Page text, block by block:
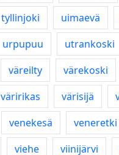
tyllinjoki uimaevä
urpupuu utrankoski
väreilty värekoski
väririkas värisijä
venekesä veneretki
viehe viinijärvi